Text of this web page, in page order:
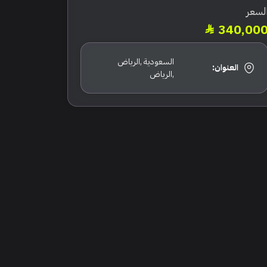
العنوان:
السعودية ,الرياض
,الرياض